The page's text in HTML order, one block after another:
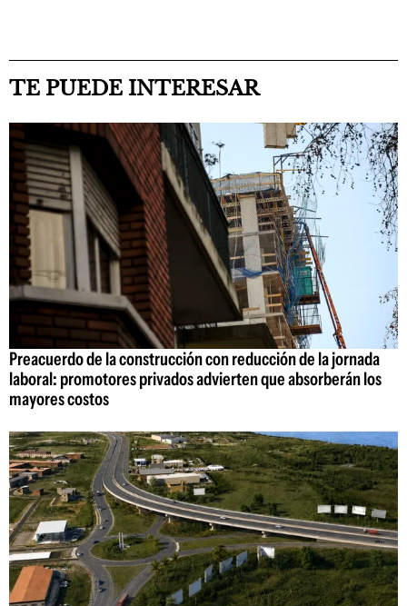
TE PUEDE INTERESAR
Preacuerdo de la construcción con reducción de la jornada
laboral: promotores privados advierten que absorberán los
mayores costos